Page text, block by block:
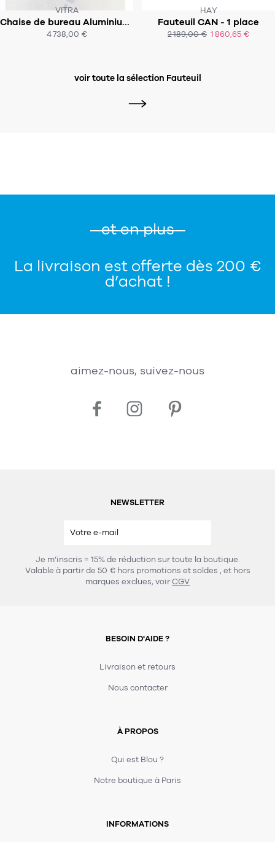
VITRA
Chaise de bureau Aluminium Chair EA117
4 738,00 €
SOUS 8 SEMAINES
HAY
Fauteuil CAN - 1 place
2 189,00 € 1 860,65 €
SOUS 6 À 8 SEMAINES
voir toute la sélection Fauteuil
et en plus
La livraison est offerte dès 200 €
d’achat !
aimez-nous, suivez-nous
NEWSLETTER
Je m’inscris = 15% de réduction sur toute la boutique.
Valable à partir de 50 € hors promotions et soldes , et hors
marques exclues, voirCGV
BESOIN D'AIDE ?
Livraison et retours
Nous contacter
À PROPOS
Qui est Blou ?
Notre boutique à Paris
INFORMATIONS